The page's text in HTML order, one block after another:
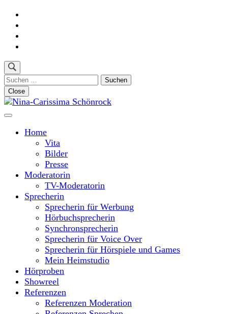
Skip
content
(Press
Suchen
nach:
Close
Nina-Carissima Schönrock
Home
Vita
Bilder
Presse
Moderatorin
TV-Moderatorin
Sprecherin
Sprecherin für Werbung
Hörbuchsprecherin
Synchronsprecherin
Sprecherin für Voice Over
Sprecherin für Hörspiele und Games
Mein Heimstudio
Hörproben
Showreel
Referenzen
Referenzen Moderation